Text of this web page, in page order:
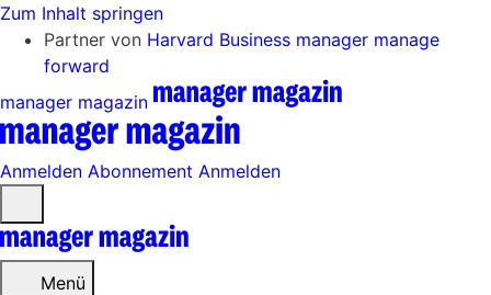
Zum Inhalt springen
Partner von Harvard Business manager manage
forward
manager magazin
Anmelden Abonnement Anmelden
öffnen
Menü